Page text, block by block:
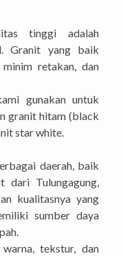
tinggi adalah
Granit yang baik
retakan, dan
gunakan untuk
granit hitam (black
star white.
daerah, baik
dari Tulungagung,
kualitasnya yang
sumber daya
tekstur, dan